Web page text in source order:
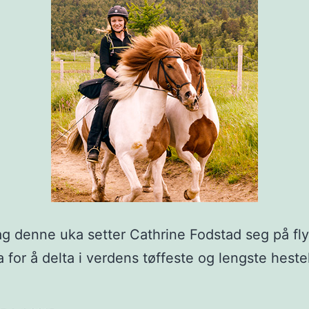
denne uka setter Cathrine Fodstad seg på
for å delta i verdens tøffeste og lengste